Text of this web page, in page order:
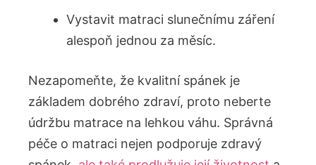
Vystavit matraci slunečnímu záření
alespoň jednou za měsíc.
Nezapomeňte, že kvalitní spánek je
základem dobrého zdraví, proto neberte
údržbu matrace na lehkou váhu. Správná
péče o matraci nejen podporuje zdravý